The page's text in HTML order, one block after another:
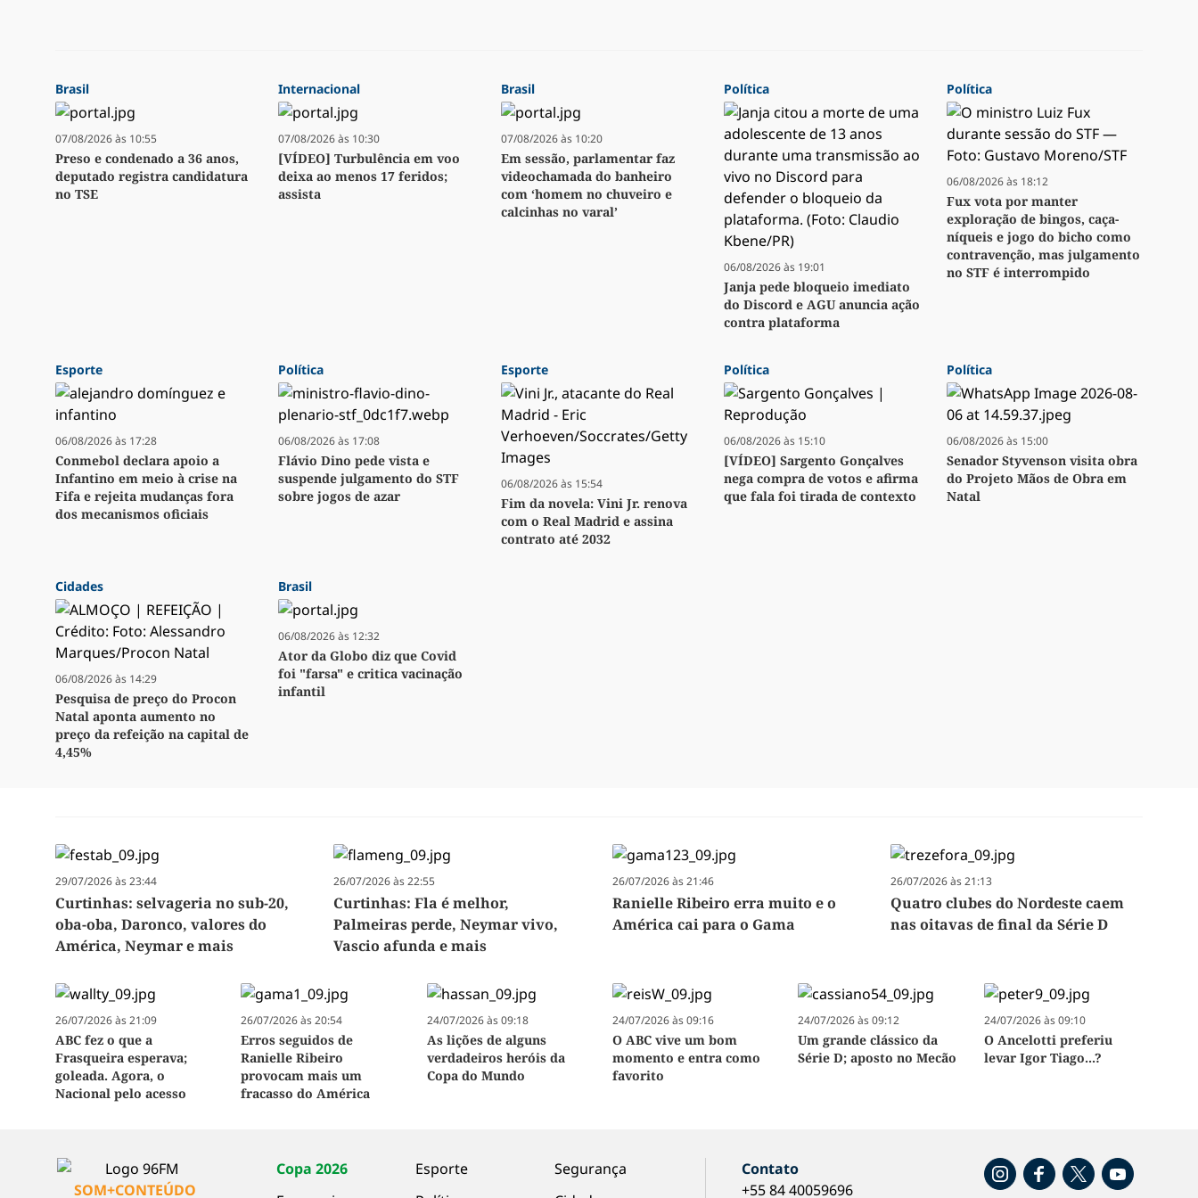
Brasil
07/08/2026 às 10:55
Preso e condenado a 36 anos,
deputado registra candidatura
no TSE
Internacional
07/08/2026 às 10:30
[VÍDEO] Turbulência em voo
deixa ao menos 17 feridos;
assista
Brasil
07/08/2026 às 10:20
Em sessão, parlamentar faz
videochamada do banheiro
com ‘homem no chuveiro e
calcinhas no varal’
Política
06/08/2026 às 19:01
Janja pede bloqueio imediato
do Discord e AGU anuncia ação
contra plataforma
Política
06/08/2026 às 18:12
Fux vota por manter
exploração de bingos, caça-
níqueis e jogo do bicho como
contravenção, mas julgamento
no STF é interrompido
Esporte
06/08/2026 às 17:28
Conmebol declara apoio a
Infantino em meio à crise na
Fifa e rejeita mudanças fora
dos mecanismos oficiais
Política
06/08/2026 às 17:08
Flávio Dino pede vista e
suspende julgamento do STF
sobre jogos de azar
Esporte
06/08/2026 às 15:54
Fim da novela: Vini Jr. renova
com o Real Madrid e assina
contrato até 2032
Política
06/08/2026 às 15:10
[VÍDEO] Sargento Gonçalves
nega compra de votos e afirma
que fala foi tirada de contexto
Política
06/08/2026 às 15:00
Senador Styvenson visita obra
do Projeto Mãos de Obra em
Natal
Cidades
06/08/2026 às 14:29
Pesquisa de preço do Procon
Natal aponta aumento no
preço da refeição na capital de
4,45%
Brasil
06/08/2026 às 12:32
Ator da Globo diz que Covid
foi "farsa" e critica vacinação
infantil
29/07/2026 às 23:44
Curtinhas: selvageria no sub-20,
oba-oba, Daronco, valores do
América, Neymar e mais
26/07/2026 às 22:55
Curtinhas: Fla é melhor,
Palmeiras perde, Neymar vivo,
Vascio afunda e mais
26/07/2026 às 21:46
Ranielle Ribeiro erra muito e o
América cai para o Gama
26/07/2026 às 21:13
Quatro clubes do Nordeste caem
nas oitavas de final da Série D
26/07/2026 às 21:09
ABC fez o que a
Frasqueira esperava;
goleada. Agora, o
Nacional pelo acesso
26/07/2026 às 20:54
Erros seguidos de
Ranielle Ribeiro
provocam mais um
fracasso do América
24/07/2026 às 09:18
As lições de alguns
verdadeiros heróis da
Copa do Mundo
24/07/2026 às 09:16
O ABC vive um bom
momento e entra como
favorito
24/07/2026 às 09:12
Um grande clássico da
Série D; aposto no Mecão
24/07/2026 às 09:10
O Ancelotti preferiu
levar Igor Tiago...?
SOM+CONTEÚDO
Copa 2026
Esporte
Segurança
Contato
+55 84 40059696